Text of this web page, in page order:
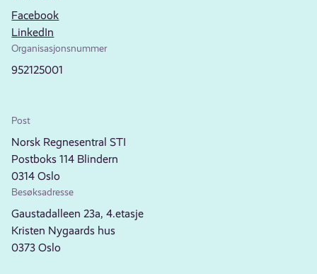
Facebook
LinkedIn
Organisasjonsnummer
952125001
Post
Norsk Regnesentral STI
Postboks 114 Blindern
0314 Oslo
Besøksadresse
Gaustadalleen 23a, 4.etasje
Kristen Nygaards hus
0373 Oslo